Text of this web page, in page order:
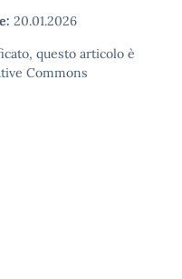
20.01.2026
questo articolo è
Commons